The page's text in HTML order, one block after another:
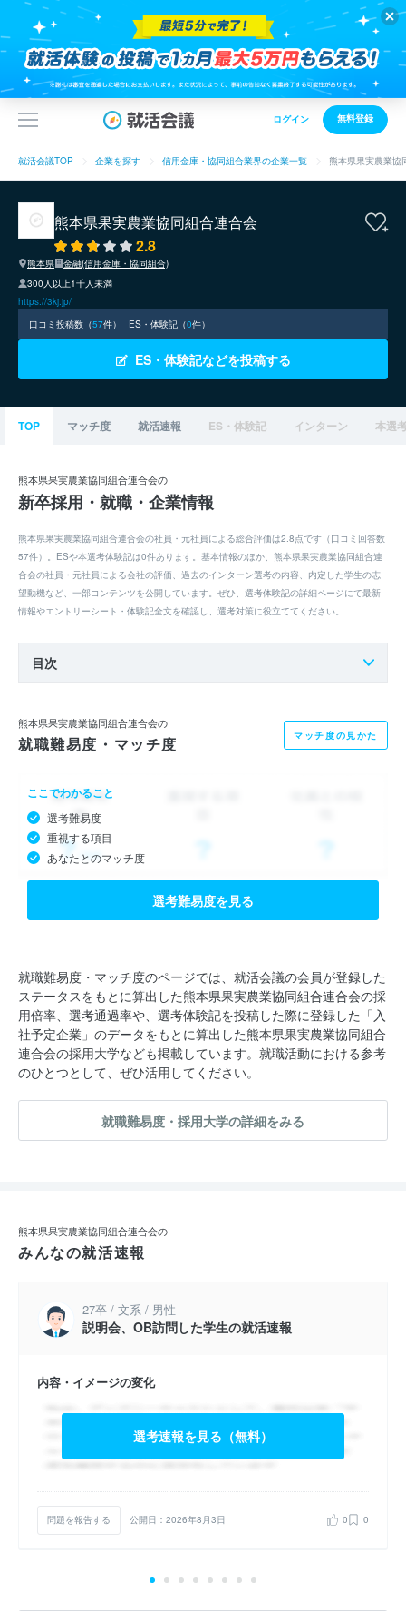
ログイン 無料登録
就活会議TOP 企業を探す 信用金庫・協同組合業界の企業一覧 熊本県果実農業協
熊本県果実農業協同組合連合会
2.8
熊本県
金融(信用金庫・協同組合)
300人以上1千人未満
https://3kj.jp/
口コミ投稿数（57件） ES・体験記（0件）
ES・体験記などを投稿する
TOP マッチ度 就活速報 ES・体験記 インターン 本選
熊本県果実農業協同組合連合会の
新卒採用・就職・企業情報
熊本県果実農業協同組合連合会の社員・元社員による総合評価は2.8点です（口コミ回答数
57件）。ESや本選考体験記は0件あります。基本情報のほか、熊本県果実農業協同組合連
合会の社員・元社員による会社の評価、過去のインターン選考の内容、内定した学生の志
望動機など、一部コンテンツを公開しています。ぜひ、選考体験記の詳細ページにて最新
情報やエントリーシート・体験記全文を確認し、選考対策に役立ててください。
目次
熊本県果実農業協同組合連合会の
就職難易度・マッチ度 マッチ度の見かた
ここでわかること
選考難易度
重視する項目
あなたとのマッチ度
選考難易度を見る
就職難易度・マッチ度のページでは、就活会議の会員が登録した
ステータスをもとに算出した熊本県果実農業協同組合連合会の採
用倍率、選考通過率や、選考体験記を投稿した際に登録した「入
社予定企業」のデータをもとに算出した熊本県果実農業協同組合
連合会の採用大学なども掲載しています。就職活動における参考
のひとつとして、ぜひ活用してください。
就職難易度・採用大学の詳細をみる
熊本県果実農業協同組合連合会の
みんなの就活速報
27卒 / 文系 / 男性
説明会、OB訪問した学生の就活速報
内容・イメージの変化
選考速報を見る（無料）
問題を報告する 公開日：2026年8月3日 0 0